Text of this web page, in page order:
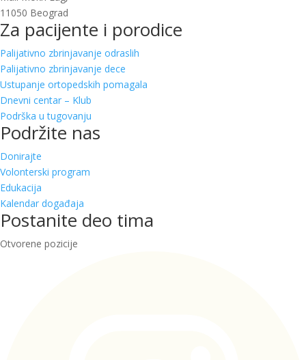
11050 Beograd
Za pacijente i porodice
Palijativno zbrinjavanje odraslih
Palijativno zbrinjavanje dece
Ustupanje ortopedskih pomagala
Dnevni centar – Klub
Podrška u tugovanju
Podržite nas
Donirajte
Volonterski program
Edukacija
Kalendar događaja
Postanite deo tima
Otvorene pozicije